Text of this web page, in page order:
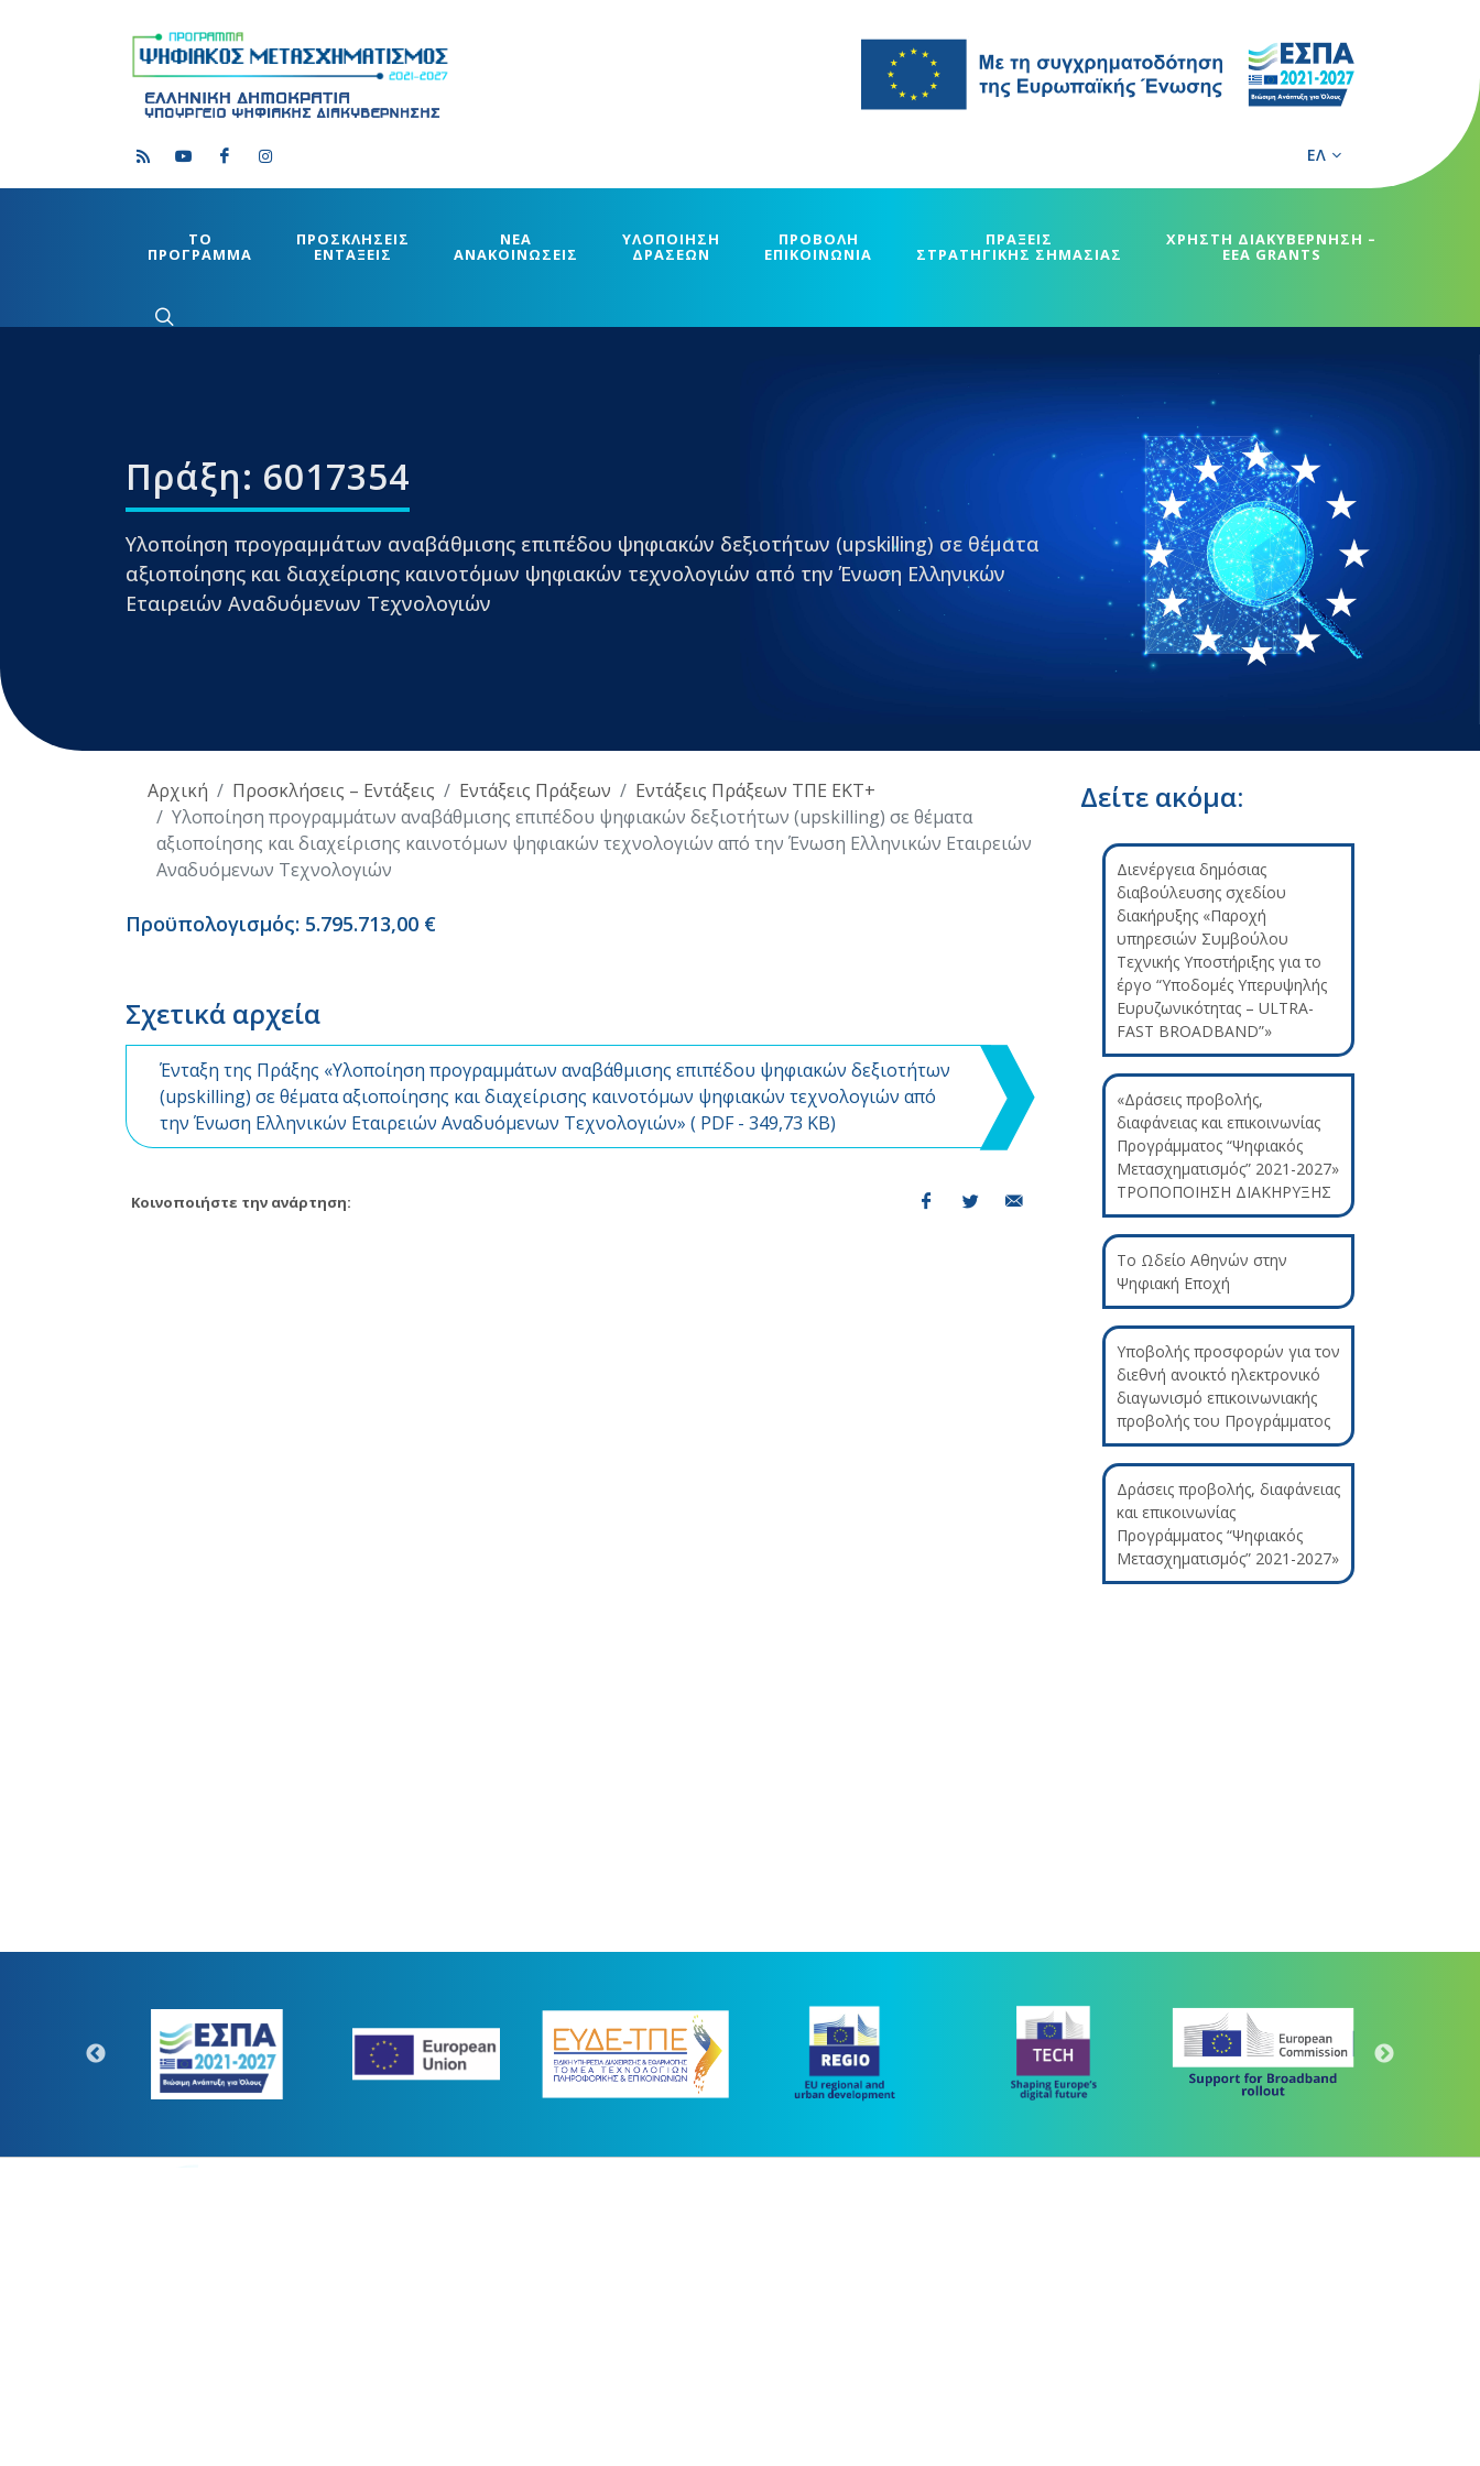
ΕΛ
ΤΟ
ΠΡΟΓΡΑΜΜΑ
ΠΡΟΣΚΛΗΣΕΙΣ
ΕΝΤΑΞΕΙΣ
ΝΕΑ
ΑΝΑΚΟΙΝΩΣΕΙΣ
ΥΛΟΠΟΙΗΣΗ
ΔΡΑΣΕΩΝ
ΠΡΟΒΟΛΗ
ΕΠΙΚΟΙΝΩΝΙΑ
ΠΡΑΞΕΙΣ
ΣΤΡΑΤΗΓΙΚΗΣ ΣΗΜΑΣΙΑΣ
ΧΡΗΣΤΗ ΔΙΑΚΥΒΕΡΝΗΣΗ –
EEA GRANTS
Πράξη: 6017354
Υλοποίηση προγραμμάτων αναβάθμισης επιπέδου ψηφιακών δεξιοτήτων (upskilling) σε θέματα
αξιοποίησης και διαχείρισης καινοτόμων ψηφιακών τεχνολογιών από την Ένωση Ελληνικών
Εταιρειών Αναδυόμενων Τεχνολογιών
Αρχική Προσκλήσεις – Εντάξεις Εντάξεις Πράξεων
Εντάξεις Πράξεων ΤΠΕ ΕΚΤ+
Υλοποίηση προγραμμάτων αναβάθμισης επιπέδου ψηφιακών δεξιοτήτων (upskilling) σε θέματα
αξιοποίησης και διαχείρισης καινοτόμων ψηφιακών τεχνολογιών από την Ένωση Ελληνικών Εταιρειών
Αναδυόμενων Τεχνολογιών
Προϋπολογισμός: 5.795.713,00 €
Σχετικά αρχεία
Ένταξη της Πράξης «Υλοποίηση προγραμμάτων αναβάθμισης επιπέδου ψηφιακών δεξιοτήτων
(upskilling) σε θέματα αξιοποίησης και διαχείρισης καινοτόμων ψηφιακών τεχνολογιών από
την Ένωση Ελληνικών Εταιρειών Αναδυόμενων Τεχνολογιών» ( PDF- 349,73 KB)
Κοινοποιήστε την ανάρτηση:
Δείτε ακόμα:
Διενέργεια δημόσιας
διαβούλευσης σχεδίου
διακήρυξης «Παροχή
υπηρεσιών Συμβούλου
Τεχνικής Υποστήριξης για το
έργο “Υποδομές Υπερυψηλής
Ευρυζωνικότητας – ULTRA-
FAST BROADBAND”»
«Δράσεις προβολής,
διαφάνειας και επικοινωνίας
Προγράμματος “Ψηφιακός
Μετασχηματισμός” 2021-2027»
ΤΡΟΠΟΠΟΙΗΣΗ ΔΙΑΚΗΡΥΞΗΣ
Το Ωδείο Αθηνών στην
Ψηφιακή Εποχή
Υποβολής προσφορών για τον
διεθνή ανοικτό ηλεκτρονικό
διαγωνισμό επικοινωνιακής
προβολής του Προγράμματος
Δράσεις προβολής, διαφάνειας
και επικοινωνίας
Προγράμματος “Ψηφιακός
Μετασχηματισμός” 2021-2027»